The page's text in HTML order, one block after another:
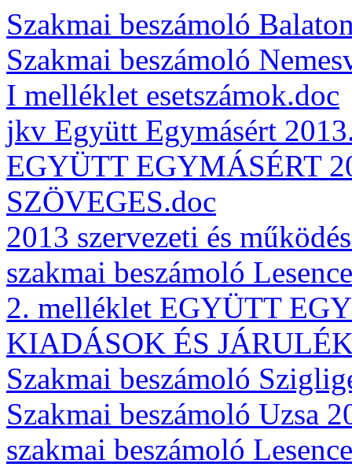
Szakmai beszámoló
Szakmai beszámoló
I melléklet esetszámok.doc
jkv Együtt Egymásért
EGYÜTT EGYMÁSÉRT
SZÖVEGES.doc
2013 szervezeti és
szakmai beszámoló
2. melléklet EGYÜTT
KIADÁSOK ÉS
Szakmai beszámoló
Szakmai beszámoló Uzsa
szakmai beszámoló